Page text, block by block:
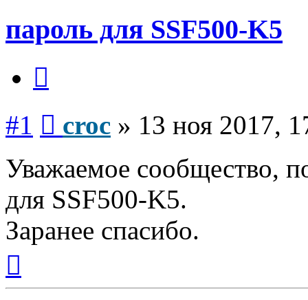
пароль для SSF500-K5
#1 croc » 13 ноя 2017,
Уважаемое сообщество,
для SSF500-K5.
Заранее спасибо.
началу